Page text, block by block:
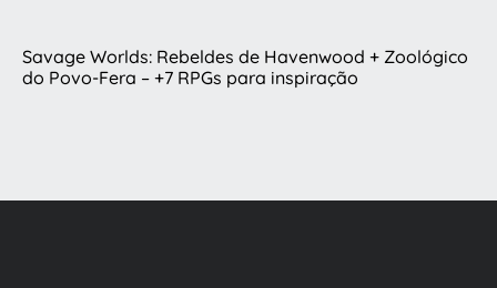
Savage Worlds: Rebeldes de Havenwood + Zoológico
do Povo-Fera – +7 RPGs para inspiração